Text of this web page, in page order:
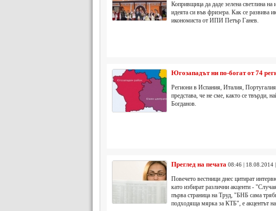
Копривщица да даде зелена светлина на
идеята си във фризера. Как се развива
икономиста от ИПИ Петър Ганев.
Югозападът ни по-богат от 74
Региони в Испания, Италия,
представа, че не сме, както се твърди,
Богданов.
Преглед на печата 08:46 | 18.08.2014 |
Повечето вестници днес цитират
като избират различни акценти -
първа страница на Труд, "БНБ сама
подходяща мярка за КТБ", е акцентът